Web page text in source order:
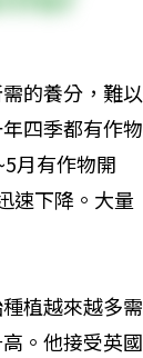
的養分，難以
四季都有作物
月有作物開
速下降。大量
植越來越多需
。他接受英國